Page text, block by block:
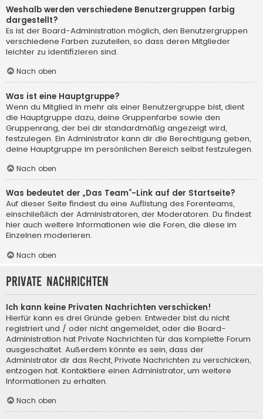
Weshalb werden verschiedene Benutzergruppen farbig
dargestellt?
Es ist der Board-Administration möglich, den Benutzergruppen
verschiedene Farben zuzuteilen, so dass deren Mitglieder
leichter zu identifizieren sind.
Nach oben
Was ist eine Hauptgruppe?
Wenn du Mitglied in mehr als einer Benutzergruppe bist, dient
die Hauptgruppe dazu, deine Gruppenfarbe sowie den
Gruppenrang, der bei dir standardmäßig angezeigt wird,
festzulegen. Ein Administrator kann dir die Berechtigung geben,
deine Hauptgruppe im persönlichen Bereich selbst festzulegen.
Nach oben
Was bedeutet der „Das Team“-Link auf der Startseite?
Auf dieser Seite findest du eine Auflistung des Forenteams,
einschließlich der Administratoren, der Moderatoren. Du findest
hier auch weitere Informationen wie die Foren, die diese im
Einzelnen moderieren.
Nach oben
Private Nachrichten
Ich kann keine Privaten Nachrichten verschicken!
Hierfür kann es drei Gründe geben: Entweder bist du nicht
registriert und / oder nicht angemeldet, oder die Board-
Administration hat Private Nachrichten für das komplette Forum
ausgeschaltet. Außerdem könnte es sein, dass der
Administrator dir das Recht, Private Nachrichten zu verschicken,
entzogen hat. Kontaktiere einen Administrator, um weitere
Informationen zu erhalten.
Nach oben